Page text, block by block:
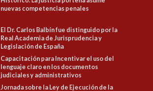
nuevas competencias penales
El Dr. Carlos Balbín fue distinguido por la
Real Academia de Jurisprudencia y
Legislación de España
Capacitación para Incentivar el uso del
lenguaje claro en los documentos
judiciales y administrativos
Jornada sobre la Ley de Ejecución de la